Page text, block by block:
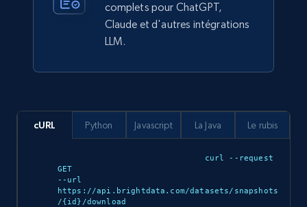
complets pour ChatGPT,
Claude et d'autres intégrations
LLM.
cURL
curl --request
GET
--url
https://api.brightdata.com/datasets/snapshots
/{id}/download
Python Javascript La Java Le rubis